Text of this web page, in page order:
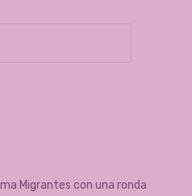
Migrantes con una ronda